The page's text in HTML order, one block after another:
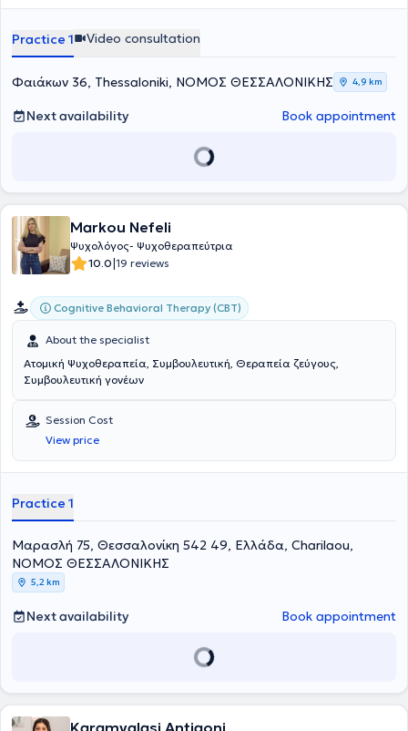
«Turn Panic to Power: Conquering Depression and Anxiety»
Practice 1 Video consultation
Φαιάκων 36, Thessaloniki, ΝΟΜΟΣ ΘΕΣΣΑΛΟΝΙΚΗΣ 4,9 km
Next availability Book appointment
Markou Nefeli
Ψυχολόγος- Ψυχοθεραπεύτρια
10.0|19 reviews
Cognitive Behavioral Therapy (CBT)
About the specialist
Ατομική Ψυχοθεραπεία, Συμβουλευτική, Θεραπεία ζεύγους,
Συμβουλευτική γονέων
Session Cost
View price
Practice 1
Μαρασλή 75, Θεσσαλονίκη 542 49, Ελλάδα, Charilaou,
ΝΟΜΟΣ ΘΕΣΣΑΛΟΝΙΚΗΣ
5,2 km
Next availability Book appointment
Karamvalasi Antigoni